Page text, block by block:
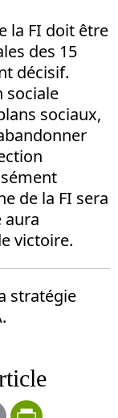
la FI doit être
des 15
décisif.
sociale
sociaux,
de la FI sera
aura
victoire.
stratégie